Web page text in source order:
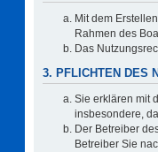
Mit dem
Rahmen des
Das
3. PFLICHTEN DES
Sie erklären mit
insbesondere,
Der Betreiber
Betreiber Sie